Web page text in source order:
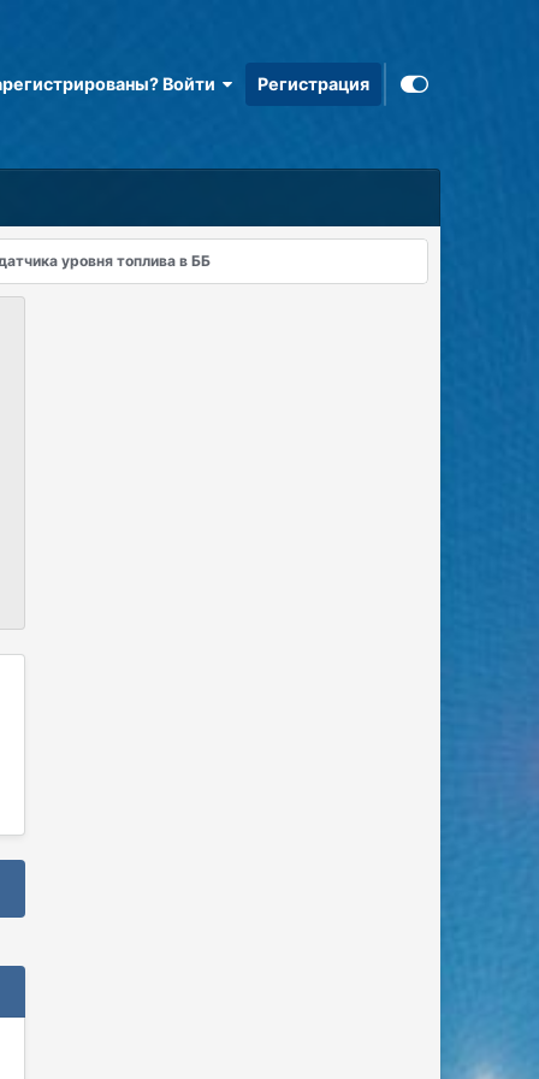
Войти Регистрация
уровня топлива в ББ